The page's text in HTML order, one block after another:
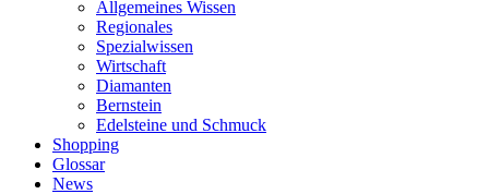
Allgemeines Wissen
Regionales
Spezialwissen
Wirtschaft
Diamanten
Bernstein
Edelsteine und Schmuck
Shopping
Glossar
News